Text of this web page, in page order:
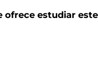
ofrece estudiar